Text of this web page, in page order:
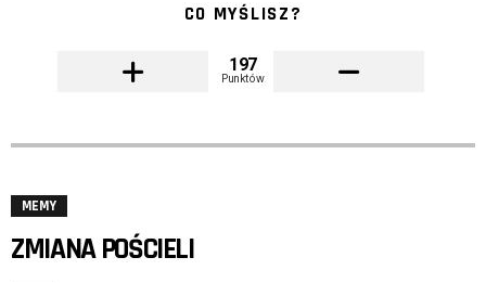
CO MYŚLISZ?
197
Punktów
MEMY
ZMIANA POŚCIELI